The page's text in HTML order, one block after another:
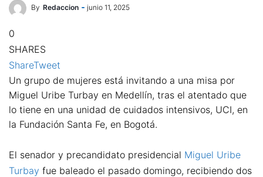
By Redaccion junio 11, 2025
0
SHARES
ShareTweet
Un grupo de mujeres está invitando a una misa por
Miguel Uribe Turbay en Medellín, tras el atentado que
lo tiene en una unidad de cuidados intensivos, UCI, en
la Fundación Santa Fe, en Bogotá.
El senador y precandidato presidencial Miguel Uribe
Turbay fue baleado el pasado domingo, recibiendo dos